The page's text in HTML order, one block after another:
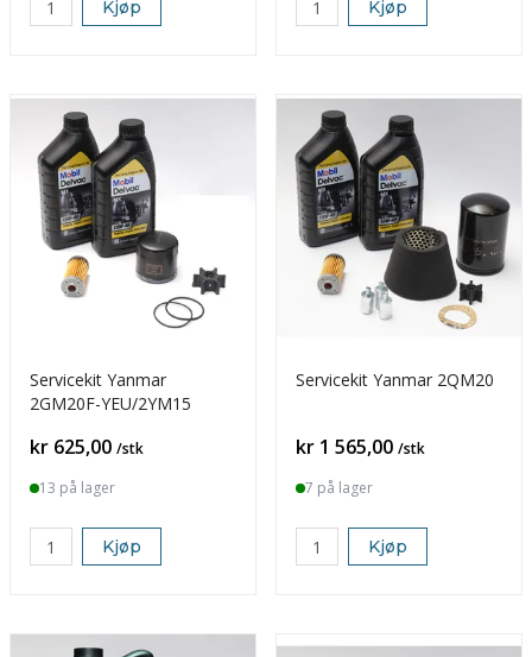
Kjøp Kjøp
Servicekit Yanmar
2GM20F-YEU/2YM15
Pris
kr 625,00 /stk
13 på lager
Kjøp
Servicekit Yanmar 2QM20
Pris
kr 1 565,00 /stk
7 på lager
Kjøp